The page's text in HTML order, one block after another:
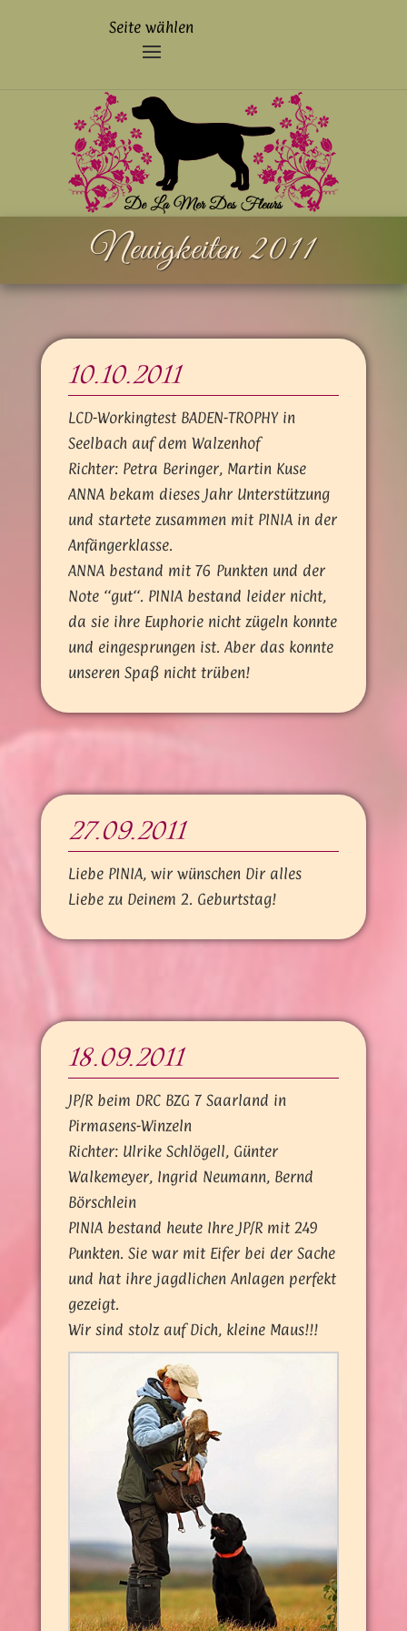
Seite wählen
Neuig­keiten 2011
10.10.2011
LCD-Workingtest BADEN-TROPHY in
Seelbach auf dem Walzenhof
Richter: Petra Beringer, Martin Kuse
ANNA bekam dieses Jahr Unterstützung
und startete zusammen mit PINIA in der
Anfängerklasse.
ANNA bestand mit 76 Punkten und der
Note ‘‘gut‘‘. PINIA bestand leider nicht,
da sie ihre Euphorie nicht zügeln konnte
und eingesprungen ist. Aber das konnte
unseren Spaß nicht trüben!
27.09.2011
Liebe PINIA, wir wünschen Dir alles
Liebe zu Deinem 2. Geburtstag!
18.09.2011
JP/R beim DRC BZG 7 Saarland in
Pirmasens-Winzeln
Richter: Ulrike Schlögell, Günter
Walkemeyer, Ingrid Neumann, Bernd
Börschlein
PINIA bestand heute Ihre JP/R mit 249
Punkten. Sie war mit Eifer bei der Sache
und hat ihre jagdlichen Anlagen perfekt
gezeigt.
Wir sind stolz auf Dich, kleine Maus!!!